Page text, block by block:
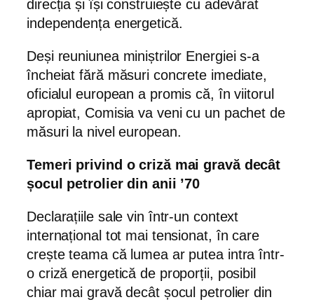
direcția și își construiește cu adevărat
independența energetică.
Deși reuniunea miniștrilor Energiei s-a
încheiat fără măsuri concrete imediate,
oficialul european a promis că, în viitorul
apropiat, Comisia va veni cu un pachet de
măsuri la nivel european.
Temeri privind o criză mai gravă decât
șocul petrolier din anii ’70
Declarațiile sale vin într-un context
internațional tot mai tensionat, în care
crește teama că lumea ar putea intra într-
o criză energetică de proporții, posibil
chiar mai gravă decât șocul petrolier din